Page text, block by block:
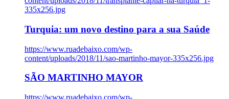
335x256.jpg
Turquia: um novo destino para a sua Saúde
https://www.ruadebaixo.com/wp-
content/uploads/2018/11/sao-martinho-mayor-335x256.jpg
SÃO MARTINHO MAYOR
https://www.ruadebaixo.com/wp-